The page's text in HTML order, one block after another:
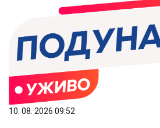
10. 08. 2026 09:52